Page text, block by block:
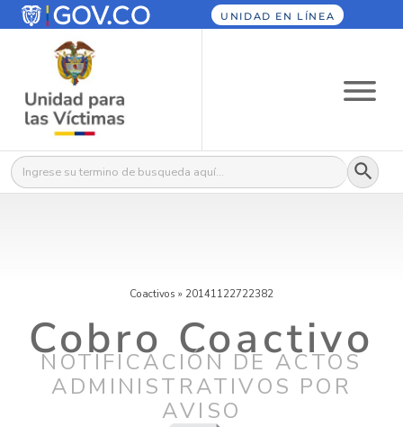
UNIDAD EN LÍNEA
Buscar: Botón
Coactivos » 20141122722382
Cobro Coactivo
NOTIFICACIÓN DE ACTOS
ADMINISTRATIVOS POR
AVISO